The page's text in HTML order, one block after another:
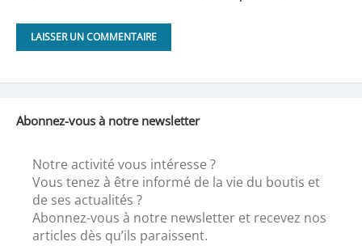
Abonnez-vous à notre newsletter
Notre activité vous intéresse ?
Vous tenez à être informé de la vie du boutis et
de ses actualités ?
Abonnez-vous à notre newsletter et recevez nos
articles dès qu’ils paraissent.